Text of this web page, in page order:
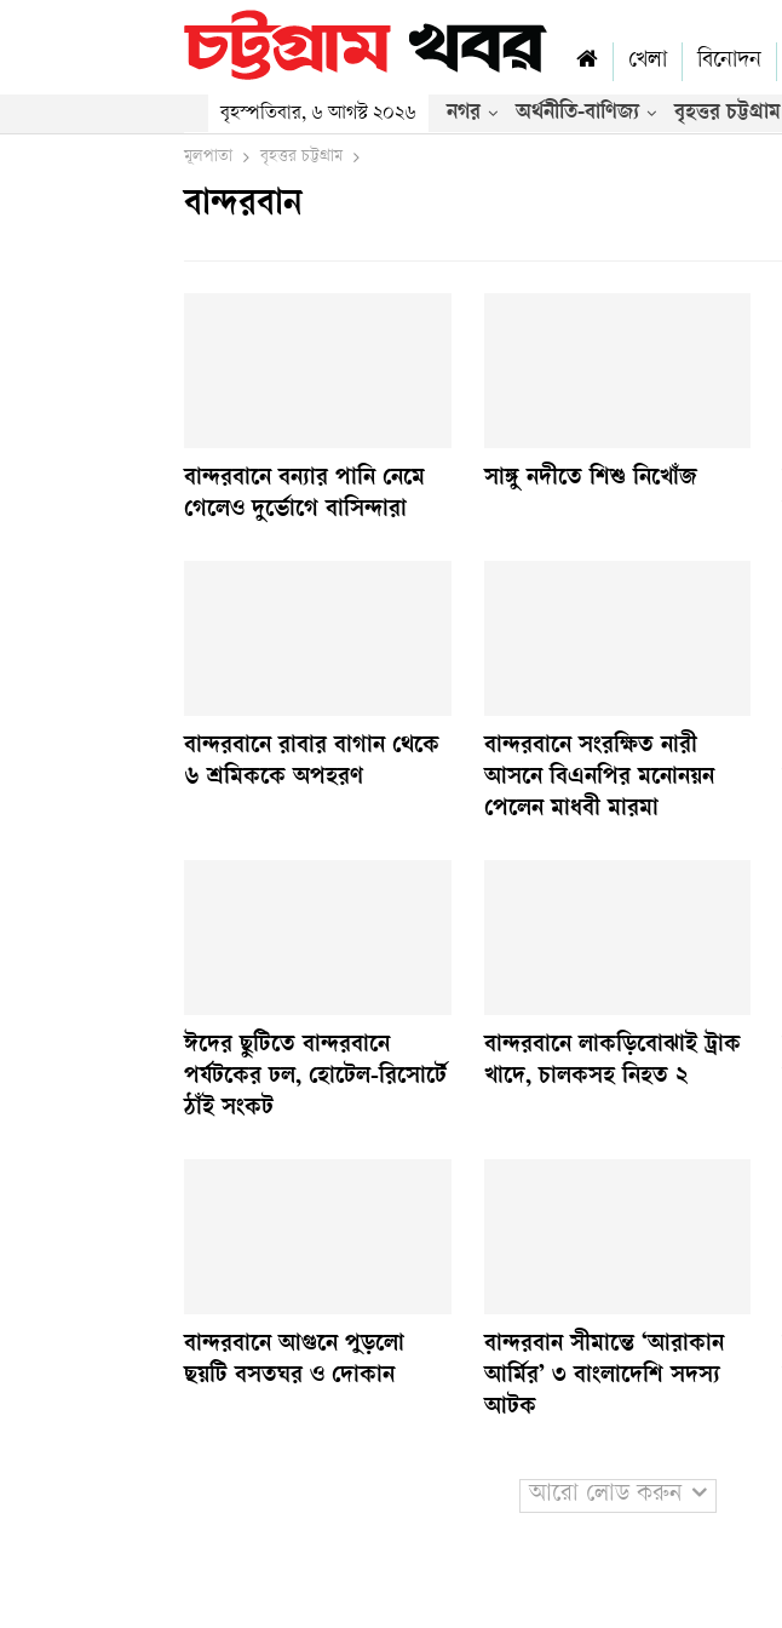
খেলা বিনোদন
বৃহস্পতিবার, ৬ আগস্ট ২০২৬ নগর অর্থনীতি-বাণিজ্য বৃহত্তর চট্টগ্রাম
মূলপাতা বৃহত্তর চট্টগ্রাম
বান্দরবান
বান্দরবানে বন্যার পানি নেমে
গেলেও দুর্ভোগে বাসিন্দারা
সাঙ্গু নদীতে শিশু নিখোঁজ
বান্দরবানে রাবার বাগান থেকে
৬ শ্রমিককে অপহরণ
বান্দরবানে সংরক্ষিত নারী
আসনে বিএনপির মনোনয়ন
পেলেন মাধবী মারমা
ঈদের ছুটিতে বান্দরবানে
পর্যটকের ঢল, হোটেল-রিসোর্টে
ঠাঁই সংকট
বান্দরবানে লাকড়িবোঝাই ট্রাক
খাদে, চালকসহ নিহত ২
বান্দরবানে আগুনে পুড়লো
ছয়টি বসতঘর ও দোকান
বান্দরবান সীমান্তে ‘আরাকান
আর্মির’ ৩ বাংলাদেশি সদস্য
আটক
আরো লোড করুন